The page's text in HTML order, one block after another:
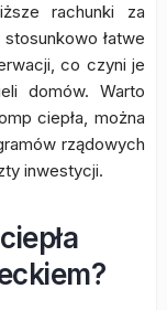
rachunki za
łatwe
co czyni je
domów. Warto
ciepła, można
rządowych
inwestycji.